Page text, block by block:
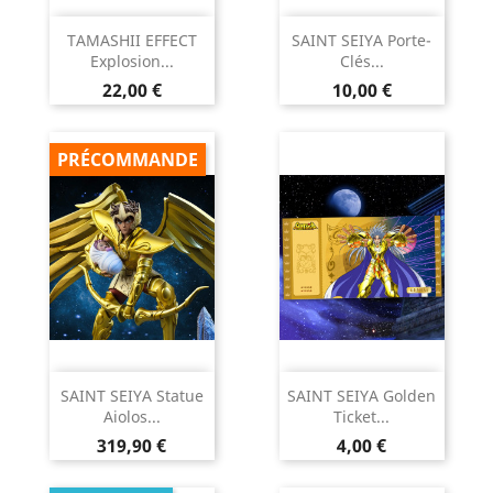
TAMASHII EFFECT
Explosion...
Prix
22,00 €
SAINT SEIYA Porte-
Clés...
Prix
10,00 €
SAINT SEIYA Statue
Aiolos...
Prix
319,90 €
PRÉCOMMANDE
SAINT SEIYA Golden
Ticket...
Prix
4,00 €